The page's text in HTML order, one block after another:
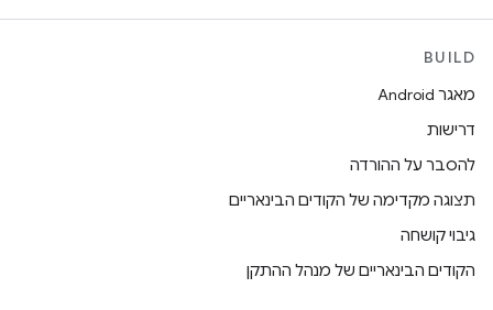
BUILD
מאגר Android
דרישות
להסבר על ההורדה
תצוגה מקדימה של הקודים הבינאריים
גיבוי קושחה
הקודים הבינאריים של מנהל ההתקן